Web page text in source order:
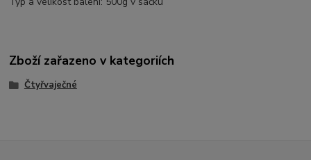
Zboží zařazeno v kategoriích
Čtyřvaječné